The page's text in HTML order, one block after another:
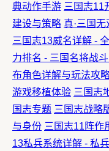
典动作手游 三国志11
建设与策略 真·三国
三国志13威名详解 -
力排名 - 三国名将战
布角色详解与玩法攻
游戏移植体验 三国志
国志专题 三国志战略
与身份 三国志11阵作
13私兵系统详解 - 私